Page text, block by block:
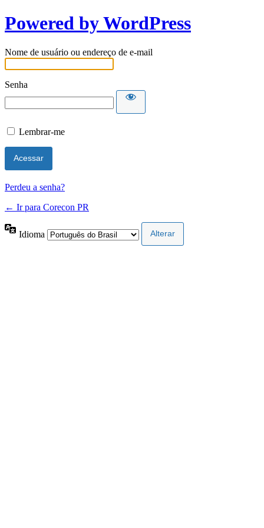
Powered by WordPress
Nome de usuário ou endereço de e-mail
Senha
Lembrar-me
Perdeu a senha?
← Ir para Corecon PR
Idioma